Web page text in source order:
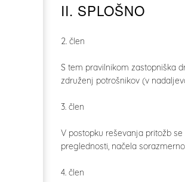
II. SPLOŠNO
2. člen
S tem pravilnikom zastopniška
združenj potrošnikov (v
3. člen
V postopku reševanja pritožb
preglednosti, načela
4. člen